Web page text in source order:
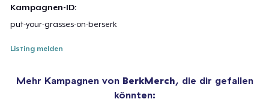
Kampagnen-ID:
put-your-grasses-on-berserk
Listing melden
Mehr Kampagnen von BerkMerch, die dir gefallen
könnten: